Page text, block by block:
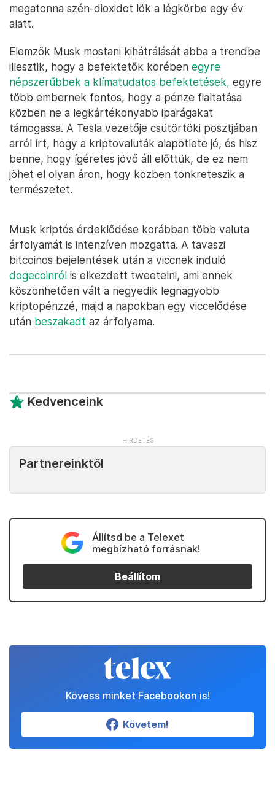
megatonna szén-dioxidot lök a légkörbe egy év
alatt.
Elemzők Musk mostani kihátrálását abba a trendbe
illesztik, hogy a befektetők körében egyre
népszerűbbek a klímatudatos befektetések, egyre
több embernek fontos, hogy a pénze fialtatása
közben ne a legkártékonyabb iparágakat
támogassa. A Tesla vezetője csütörtöki posztjában
arról írt, hogy a kriptovaluták alapötlete jó, és hisz
benne, hogy ígéretes jövő áll előttük, de ez nem
jöhet el olyan áron, hogy közben tönkreteszik a
természetet.
Musk kriptós érdeklődése korábban több valuta
árfolyamát is intenzíven mozgatta. A tavaszi
bitcoinos bejelentések után a viccnek induló
dogecoinról is elkezdett tweetelni, ami ennek
köszönhetően vált a negyedik legnagyobb
kriptopénzzé, majd a napokban egy viccelődése
után beszakadt az árfolyama.
Kedvenceink
Partnereinktől
Állítsd be a Telexet
megbízható forrásnak!
Beállítom
Kövess minket Facebookon is!
Követem!